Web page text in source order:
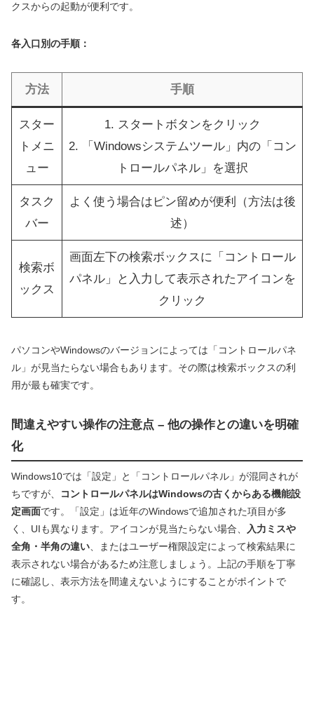
クスからの起動が便利です。
各入口別の手順：
方法 手順
スター
トメニ
ュー
1. スタートボタンをクリック
2. 「Windowsシステムツール」内の「コン
トロールパネル」を選択
タスク
バー
よく使う場合はピン留めが便利（方法は後
述）
検索ボ
ックス
画面左下の検索ボックスに「コントロール
パネル」と入力して表示されたアイコンを
クリック
パソコンやWindowsのバージョンによっては「コントロールパネ
ル」が見当たらない場合もあります。その際は検索ボックスの利
用が最も確実です。
間違えやすい操作の注意点 – 他の操作との違いを明確
化
Windows10では「設定」と「コントロールパネル」が混同されが
ちですが、
コントロールパネルはWindowsの古くからある機能設
定画面です。「設定」は近年のWindowsで追加された項目が多
く、UIも異なります。アイコンが見当たらない場合、
入力ミスや
全角・半角の違い 、またはユーザー権限設定によって検索結果に
表示されない場合があるため注意しましょう。上記の手順を丁寧
に確認し、表示方法を間違えないようにすることがポイントで
す。